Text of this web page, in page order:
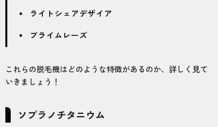
ライトシェアデザイア
プライムレーズ
これらの脱毛機はどのような特徴があるのか、詳しく見て
いきましょう！
ソプラノチタニウム